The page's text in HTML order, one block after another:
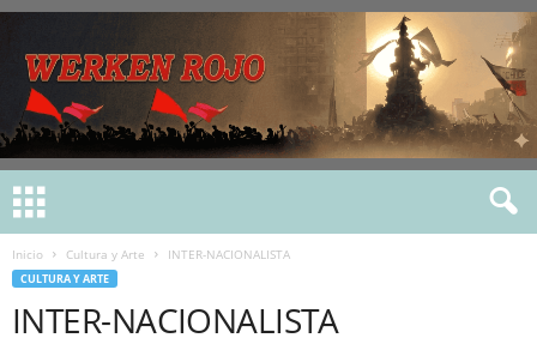
Inicio Cultura y Arte INTER-NACIONALISTA
CULTURA Y ARTE
INTER-NACIONALISTA